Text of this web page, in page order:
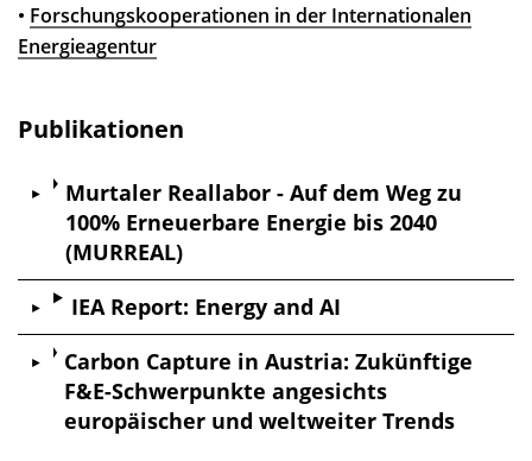
• Forschungskooperationen in der Internationalen
Energieagentur
Publikationen
Murtaler Reallabor - Auf dem Weg zu
100% Erneuerbare Energie bis 2040
(MURREAL)
IEA Report: Energy and AI
Carbon Capture in Austria: Zukünftige
F&E-Schwerpunkte angesichts
europäischer und weltweiter Trends